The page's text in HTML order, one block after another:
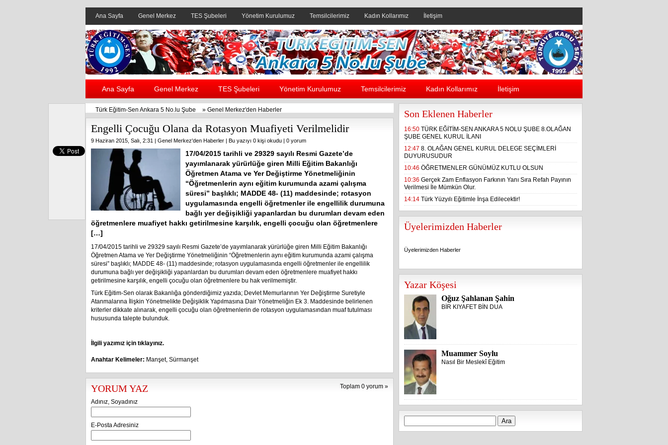
Ana Sayfa Genel Merkez TES Şubeleri Yönetim Kurulumuz Temsilcilerimiz Kadın Kollarımız İletişim
Header yanı reklam alanı
Ana Sayfa Genel Merkez TES Şubeleri Yönetim Kurulumuz Temsilcilerimiz Kadın Kollarımız İletişim
Türk Eğitim-Sen Ankara 5 No.lu Şube » Genel Merkez'den Haberler
Engelli Çocuğu Olana da Rotasyon Muafiyeti Verilmelidir
9 Haziran 2015, Salı, 2:31 | Genel Merkez'den Haberler | Bu yazıyı 0 kişi okudu | 0 yorum
17/04/2015 tarihli ve 29329 sayılı Resmi Gazete’de
yayımlanarak yürürlüğe giren Milli Eğitim Bakanlığı
Öğretmen Atama ve Yer Değiştirme Yönetmeliğinin
“Öğretmenlerin aynı eğitim kurumunda azami çalışma
süresi” başlıklı; MADDE 48- (11) maddesinde; rotasyon
uygulamasında engelli öğretmenler ile engellilik durumuna
bağlı yer değişikliği yapanlardan bu durumları devam eden
öğretmenlere muafiyet hakkı getirilmesine karşılık, engelli çocuğu olan öğretmenlere
[…]
17/04/2015 tarihli ve 29329 sayılı Resmi Gazete’de yayımlanarak yürürlüğe giren Milli Eğitim Bakanlığı
Öğretmen Atama ve Yer Değiştirme Yönetmeliğinin “Öğretmenlerin aynı eğitim kurumunda azami çalışma
süresi” başlıklı; MADDE 48- (11) maddesinde; rotasyon uygulamasında engelli öğretmenler ile engellilik
durumuna bağlı yer değişikliği yapanlardan bu durumları devam eden öğretmenlere muafiyet hakkı
getirilmesine karşılık, engelli çocuğu olan öğretmenlere bu hak verilmemiştir.
Türk Eğitim-Sen olarak Bakanlığa gönderdiğimiz yazıda; Devlet Memurlarının Yer Değiştirme Suretiyle
Atanmalarına İlişkin Yönetmelikte Değişiklik Yapılmasına Dair Yönetmeliğin Ek 3. Maddesinde belirlenen
kriterler dikkate alınarak, engelli çocuğu olan öğretmenlerin de rotasyon uygulamasından muaf tutulması
hususunda talepte bulunduk.
İlgili yazımız için tıklayınız.
Anahtar Kelimeler: Manşet, Sürmanşet
Toplam 0 yorum »
YORUM YAZ
Adınız, Soyadınız
E-Posta Adresiniz
Son Eklenen Haberler
16:50 TÜRK EĞİTİM-SEN ANKARA 5 NOLU ŞUBE 8.OLAĞAN
ŞUBE GENEL KURUL İLANI
12:47 8. OLAĞAN GENEL KURUL DELEGE SEÇİMLERİ
DUYURUSUDUR
10:46 ÖĞRETMENLER GÜNÜMÜZ KUTLU OLSUN
10:36 Gerçek Zam Enflasyon Farkının Yanı Sıra Refah Payının
Verilmesi İle Mümkün Olur.
14:14 Türk Yüzyılı Eğitimle İnşa Edilecektir!
Üyelerimizden Haberler
Üyelerimizden Haberler
Yazar Köşesi
Oğuz Şahlanan Şahin
BİR KIYAFET BİN DUA
Muammer Soylu
Nasıl Bir Meslekî Eğitim
Arama: